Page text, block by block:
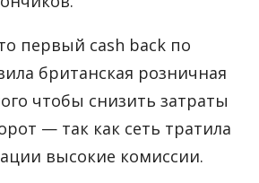
первый cash back по
британская розничная
чтобы снизить затраты
— так как сеть тратила
высокие комиссии.